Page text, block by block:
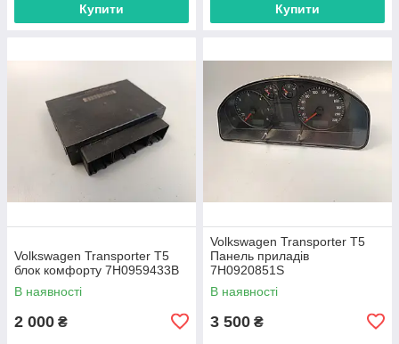
Купити Купити
Volkswagen Transporter T5
блок комфорту 7H0959433B
В наявності
2 000 ₴
Volkswagen Transporter T5
Панель приладів
7H0920851S
В наявності
3 500 ₴